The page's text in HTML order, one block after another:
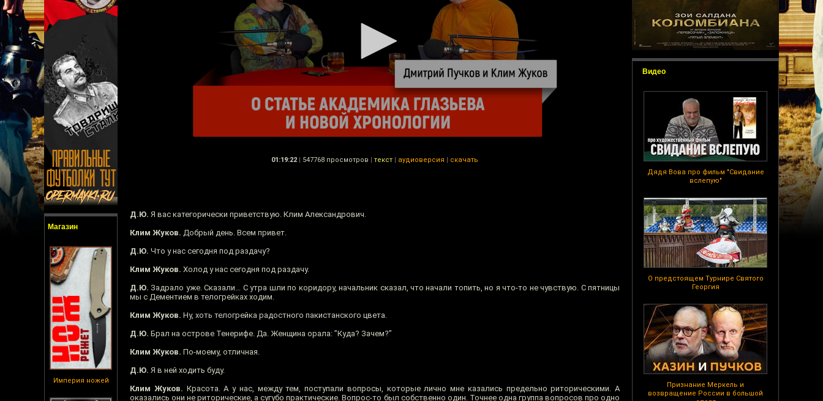
Магазин
Империя ножей
Видео
Дядя Вова про фильм "Свидание
вслепую"
О предстоящем Турнире Святого
Георгия
Признание Меркель и
возвращение России в большой
01:19:22 | 547768 просмотров | текст | аудиоверсия | скачать
Д.Ю. Я вас категорически приветствую. Клим Александрович.
Клим Жуков. Добрый день. Всем привет.
Д.Ю. Что у нас сегодня под раздачу?
Клим Жуков. Холод у нас сегодня под раздачу.
Д.Ю. Задрало уже. Сказали... С утра шли по коридору, начальник сказал, что начали топить, но я что-то не чувствую. С пятницы
мы с Дементием в телогрейках ходим.
Клим Жуков. Ну, хоть телогрейка радостного пакистанского цвета.
Д.Ю. Брал на острове Тенерифе. Да. Женщина орала: ”Куда? Зачем?”
Клим Жуков. По-моему, отличная.
Д.Ю. Я в ней ходить буду.
Клим Жуков. Красота. А у нас, между тем, поступали вопросы, которые лично мне казались предельно риторическими. А
оказались они не риторические, а сугубо практические. Вопрос-то был собственно один. Точнее одна группа вопросов про одно